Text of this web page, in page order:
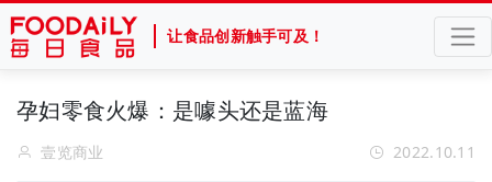
让食品创新触手可及！
孕妇零食火爆：是噱头还是蓝海
壹览商业 2022.10.11